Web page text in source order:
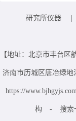
研究所仪器
【地址：北京市丰台区
济南市历城区唐冶绿地
https://
构 - 搜索